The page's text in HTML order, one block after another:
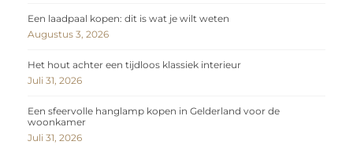
Een laadpaal kopen: dit is wat je wilt weten
Augustus 3, 2026
Het hout achter een tijdloos klassiek interieur
Juli 31, 2026
Een sfeervolle hanglamp kopen in Gelderland voor de
woonkamer
Juli 31, 2026